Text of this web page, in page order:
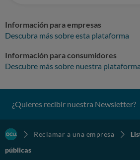
Información para empresas
Descubra más sobre esta plataforma
Información para consumidores
Descubre más sobre nuestra plataforma
¿Quieres recibir nuestra Newsletter?
Reclamar a una empresa
públicas